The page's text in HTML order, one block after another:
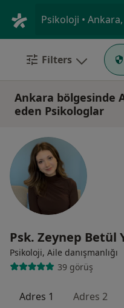
Psikoloji •
Filters
Ankara bölgesinde
eden Psikologlar
Psk. Zeynep Betül
Psikoloji, Aile danışmanlığı
39 görüş
Adres 1 Adres 2